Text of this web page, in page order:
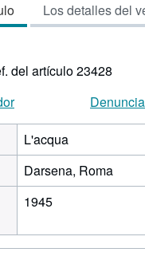
Los detalles del
del artículo 23428
L'acqua
Darsena, Roma
1945